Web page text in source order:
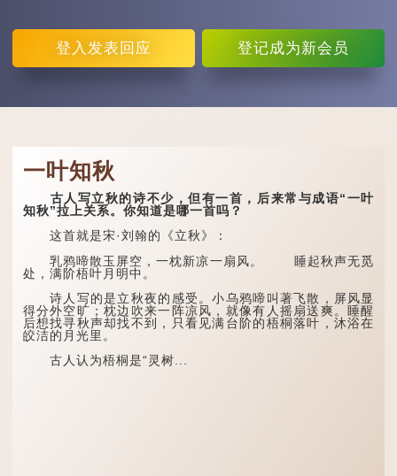
登入 发表回应 登记成为新会员
一叶知秋
古人写立秋的诗不少，但有一首，后来常与成语“一叶
知秋”拉上关系。你知道是哪一首吗？
这首就是宋·刘翰的《立秋》：
乳鸦啼散玉屏空，一枕新凉一扇风。 睡起秋声无觅
处，满阶梧叶月明中。
诗人写的是立秋夜的感受。小乌鸦啼叫著飞散，屏风显
得分外空旷；枕边吹来一阵凉风，就像有人摇扇送爽。睡醒
后想找寻秋声却找不到，只看见满台阶的梧桐落叶，沐浴在
皎洁的月光里。
古人认为梧桐是“灵树...